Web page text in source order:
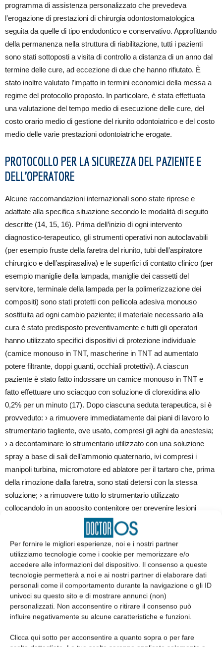
Per fornire le migliori esperienze, noi e i nostri partner
utilizziamo tecnologie come i cookie per memorizzare e/o
accedere alle informazioni del dispositivo. Il consenso a queste
tecnologie permetterà a noi e ai nostri partner di elaborare dati
personali come il comportamento durante la navigazione o gli ID
univoci su questo sito e di mostrare annunci (non)
personalizzati. Non acconsentire o ritirare il consenso può
influire negativamente su alcune caratteristiche e funzioni.
Clicca qui sotto per acconsentire a quanto sopra o per fare
programma di assistenza personalizzato che prevedeva
l’erogazione di prestazioni di chirurgia odontostomatologica
seguita da quelle di tipo endodontico e conservativo. Approfittando
della permanenza nella struttura di riabilitazione, tutti i pazienti
sono stati sottoposti a visita di controllo a distanza di un anno dal
termine delle cure, ad eccezione di due che hanno rifiutato. È
stato inoltre valutato l’impatto in termini economici della messa a
regime del protocollo proposto. In particolare, è stata effettuata
una valutazione del tempo medio di esecuzione delle cure, del
costo orario medio di gestione del riunito odontoiatrico e del costo
medio delle varie prestazioni odontoiatriche erogate.
PROTOCOLLO PER LA SICUREZZA DEL PAZIENTE E
DELL’OPERATORE
Alcune raccomandazioni internazionali sono state riprese e
adattate alla specifica situazione secondo le modalità di seguito
descritte (14, 15, 16). Prima dell’inizio di ogni intervento
diagnostico-terapeutico, gli strumenti operativi non autoclavabili
(per esempio fruste della faretra del riunito, tubi dell’aspiratore
chirurgico e dell’aspirasaliva) e le superfici di contatto clinico (per
esempio maniglie della lampada, maniglie dei cassetti del
servitore, terminale della lampada per la polimerizzazione dei
compositi) sono stati protetti con pellicola adesiva monouso
sostituita ad ogni cambio paziente; il materiale necessario alla
cura è stato predisposto preventivamente e tutti gli operatori
hanno utilizzato specifici dispositivi di protezione individuale
(camice monouso in TNT, mascherine in TNT ad aumentato
potere filtrante, doppi guanti, occhiali protettivi). A ciascun
paziente è stato fatto indossare un camice monouso in TNT e
fatto effettuare uno sciacquo con soluzione di clorexidina allo
0,2% per un minuto (17). Dopo ciascuna seduta terapeutica, si è
provveduto: › a rimuovere immediatamente dai piani di lavoro lo
strumentario tagliente, ove usato, compresi gli aghi da anestesia;
› a decontaminare lo strumentario utilizzato con una soluzione
spray a base di sali dell’ammonio quaternario, ivi compresi i
manipoli turbina, micromotore ed ablatore per il tartaro che, prima
della rimozione dalla faretra, sono stati detersi con la stessa
soluzione; › a rimuovere tutto lo strumentario utilizzato
collocandolo in un apposito contenitore per prevenire lesioni
percutanee durante il trasporto verso l’area di sterilizzazione; › a
rimuovere le pellicole adesive monouso di protezione da tutte le
superfici; › a decontaminare tutte le superfici del riunito e di
contatto clinico con una soluzione spray a base di alcool 70% +
sali dell’ammonio quaternario; in primis, si è proceduto al
trattamento delle superfici meno inquinate (per esempio lampada
e faretra) per poi continuare con quelle più contaminate
(sputacchiera); › ad aspirare un litro di soluzione a base di sali
aspirazione; soluzione dello stesso tipo è stata utilizzata per il